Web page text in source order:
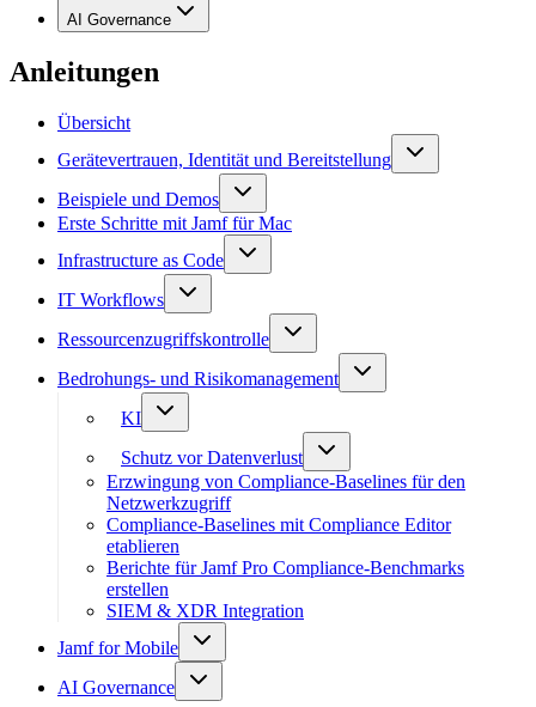
AI Governance
Anleitungen
Übersicht
Gerätevertrauen, Identität und Bereitstellung
Beispiele und Demos
Erste Schritte mit Jamf für Mac
Infrastructure as Code
IT Workflows
Ressourcenzugriffskontrolle
Bedrohungs- und Risikomanagement
KI
Schutz vor Datenverlust
Erzwingung von Compliance-Baselines für den
Netzwerkzugriff
Compliance-Baselines mit Compliance Editor
etablieren
Berichte für Jamf Pro Compliance-Benchmarks
erstellen
SIEM & XDR Integration
Jamf for Mobile
AI Governance